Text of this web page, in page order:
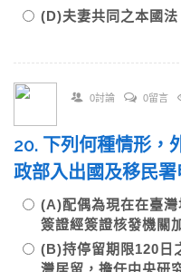
(D)夫妻共同之本國法
0討論 0留言
20. 下列何種情形，
政部入出國及移民署
(A)配偶為現在在臺
簽證經簽證核發機關
(B)持停留期限120日
灣居留，擔任中央研